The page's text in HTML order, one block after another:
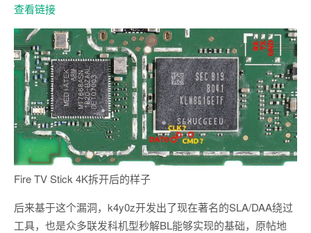
查看链接
Fire TV Stick 4K拆开后的样子
后来基于这个漏洞，k4y0z开发出了现在著名的SLA/DAA绕过
工具，也是众多联发科机型秒解BL能够实现的基础，原帖地